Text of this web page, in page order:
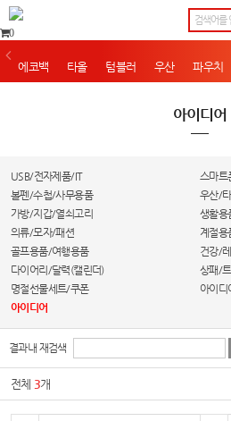
0
에코백 타올 텀블러 우산 파우치
아이디어
USB/전자제품/IT
스마트
볼펜/수첩/사무용품
우산/
가방/지갑/열쇠고리
생활용
의류/모자/패션
계절용
골프용품/여행용품
건강/
다이어리/달력(캘린더)
상패/
명절선물세트/쿠폰
아이디
아이디어
결과내 재검색
전체 3개